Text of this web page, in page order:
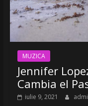
MUZICA
Jennifer
Cambia el
iulie 9, 2021